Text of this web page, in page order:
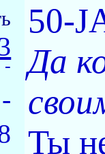
-
50-
Да
Ты